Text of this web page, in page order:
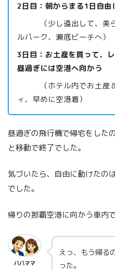
2日目：朝からまる1日自由
（少し遠出して、美ら
ルパーク、瀬底ビーチへ）
3日目：お土産を買って、
昼過ぎには空港へ向かう
（ホテル内でお土産＆
ィ、早めに空港着）
昼過ぎの飛行機で帰宅をした
と移動で終了でした。
気づいたら、自由に動けたの
でした。
帰りの那覇空港に向かう車内
パパママ
えっ、もう帰る
った。